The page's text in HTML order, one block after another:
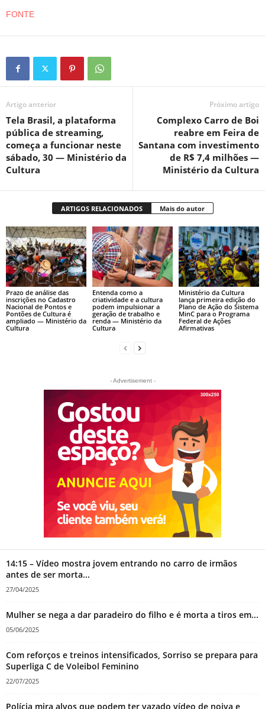
FONTE
Artigo anterior
Tela Brasil, a plataforma
pública de streaming,
começa a funcionar neste
sábado, 30 — Ministério da
Cultura
Próximo artigo
Complexo Carro de Boi
reabre em Feira de
Santana com investimento
de R$ 7,4 milhões —
Ministério da Cultura
ARTIGOS RELACIONADOS Mais do autor
Prazo de análise das
inscrições no Cadastro
Nacional de Pontos e
Pontões de Cultura é
ampliado — Ministério da
Cultura
Entenda como a
criatividade e a cultura
podem impulsionar a
geração de trabalho e
renda — Ministério da
Cultura
Ministério da Cultura
lança primeira edição do
Plano de Ação do Sistema
MinC para o Programa
Federal de Ações
Afirmativas
- Advertisement -
14:15 – Vídeo mostra jovem entrando no carro de irmãos
antes de ser morta...
27/04/2025
Mulher se nega a dar paradeiro do filho e é morta a tiros em...
05/06/2025
Com reforços e treinos intensificados, Sorriso se prepara para
Superliga C de Voleibol Feminino
22/07/2025
Polícia mira alvos que podem ter vazado vídeo de noiva e